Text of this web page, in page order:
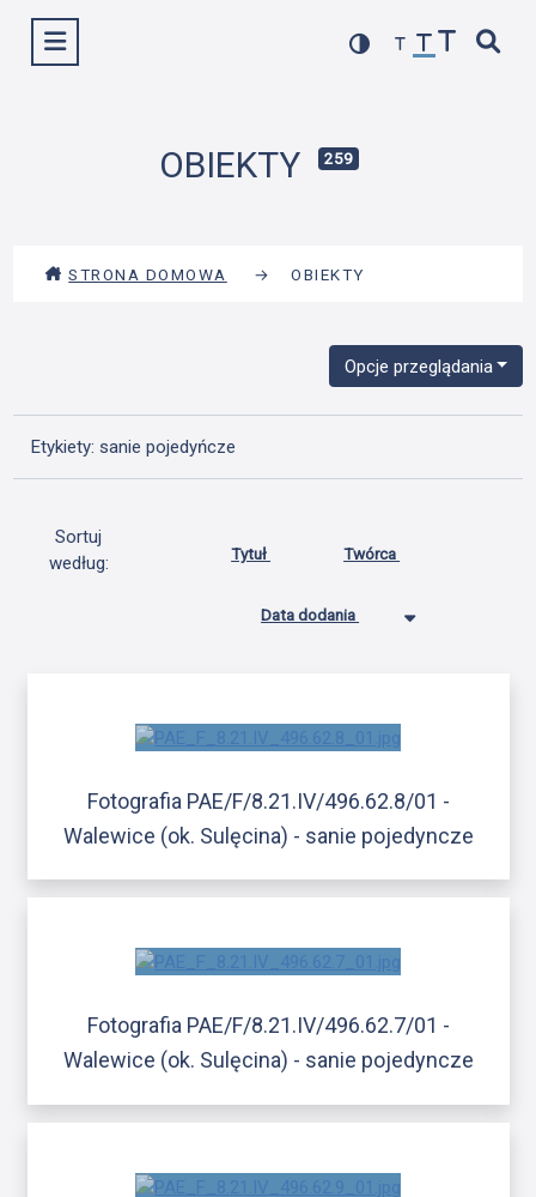
Wyświetl menu
OBIEKTY 259
STRONA DOMOWA → OBIEKTY
Opcje przeglądania
Etykiety: sanie pojedyńcze
Sortuj
według:
Tytuł Twórca
Data dodania
Fotografia PAE/F/8.21.IV/496.62.8/01 -
Walewice (ok. Sulęcina) - sanie pojedyncze
Fotografia PAE/F/8.21.IV/496.62.7/01 -
Walewice (ok. Sulęcina) - sanie pojedyncze